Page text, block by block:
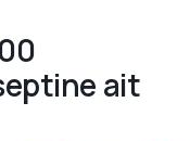
ait